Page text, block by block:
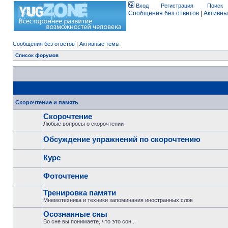
Вход Регистрация Поиск
Сообщения без ответов
Сообщения без ответов | Активные темы
Список форумов
Скорочтение и память
Скорочтение
Любые вопросы о скорочтении
Обсуждение упражнений по скорочтению
Курс
Фоточтение
Тренировка памяти
Мнемотехника и техники запоминания иностранных слов
Осознанные сны
Во сне вы понимаете, что это сон...